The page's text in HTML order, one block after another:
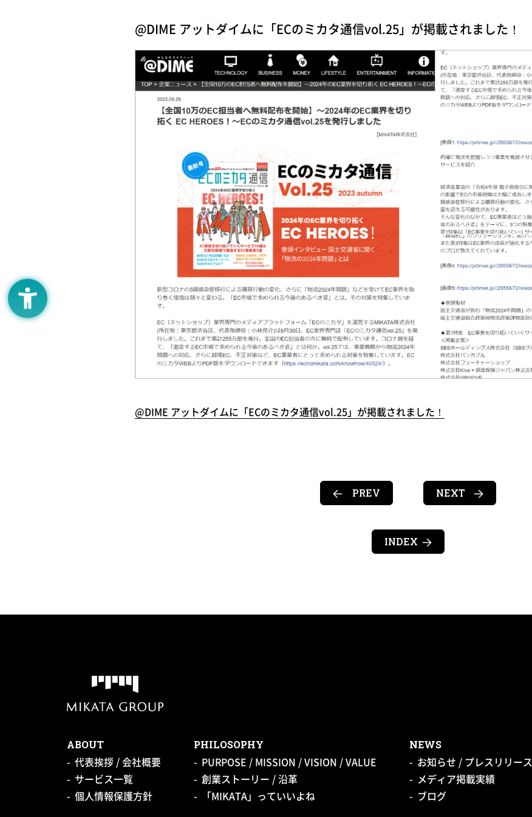
@DIME アットダイムに「ECのミカタ通信vol.25」が掲載されました！
@DIME アットダイムに「ECのミカタ通信vol.25」が掲載されました！
PREV NEXT
INDEX
ABOUT
代表挨拶 / 会社概要
サービス一覧
個人情報保護方針
PHILOSOPHY
PURPOSE / MISSION / VISION / VALUE
創業ストーリー / 沿革
「MIKATA」っていいよね
NEWS
お知らせ / プレスリリース
メディア掲載実績
ブログ